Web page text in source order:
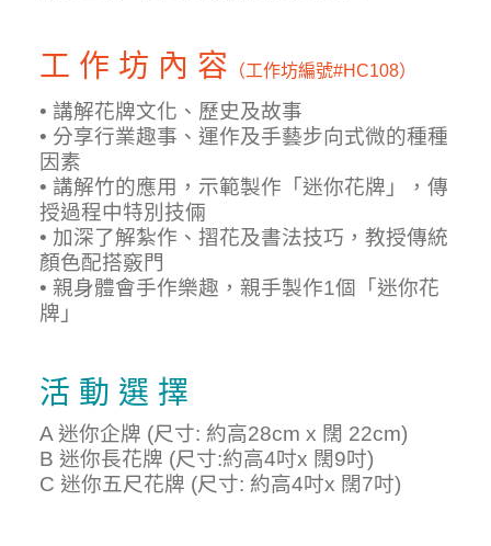
工 作 坊 內 容 （工作坊編號#HC108）
• 講解花牌文化、歷史及故事
• 分享行業趣事、運作及手藝步向式微的種種
因素
• 講解竹的應用，示範製作「迷你花牌」，傳
授過程中特別技倆
• 加深了解紮作、摺花及書法技巧，教授傳統
顏色配搭竅門
• 親身體會手作樂趣，親手製作1個「迷你花
牌」
活 動 選 擇
A 迷你企牌 (尺寸: 約高28cm x 闊 22cm)
B 迷你長花牌 (尺寸:約高4吋x 闊9吋)
C 迷你五尺花牌 (尺寸: 約高4吋x 闊7吋)